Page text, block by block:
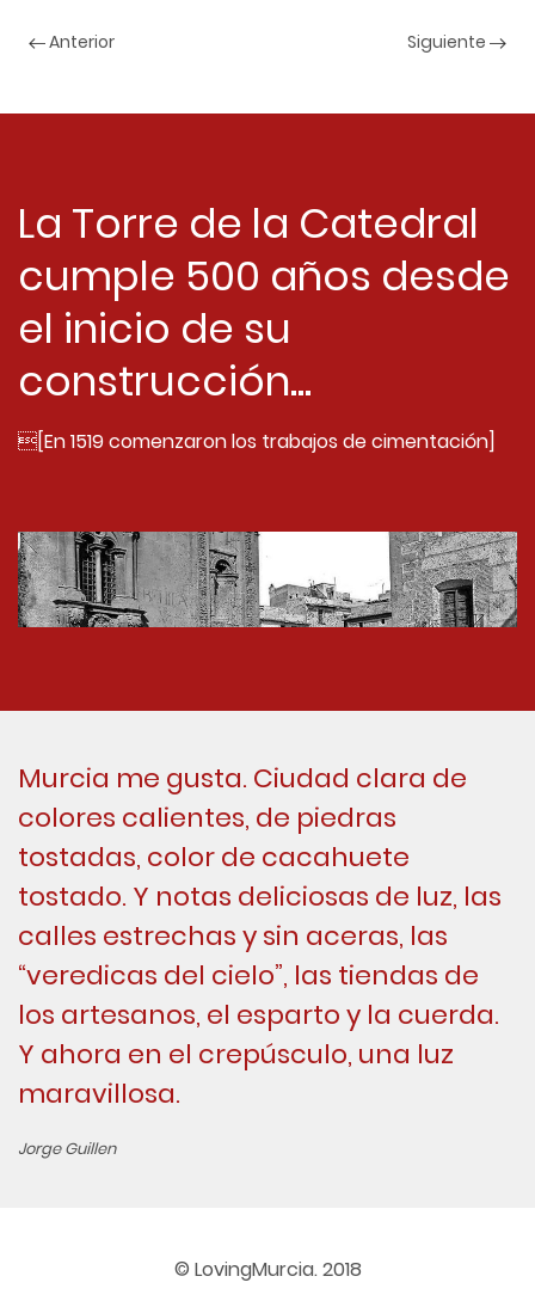
Anterior Siguiente
La Torre de la Catedral
cumple 500 años desde
el inicio de su
construcción...
[En 1519 comenzaron los trabajos de cimentación]
Murcia me gusta. Ciudad clara de
colores calientes, de piedras
tostadas, color de cacahuete
tostado. Y notas deliciosas de luz, las
calles estrechas y sin aceras, las
“veredicas del cielo”, las tiendas de
los artesanos, el esparto y la cuerda.
Y ahora en el crepúsculo, una luz
maravillosa.
Jorge Guillen
© LovingMurcia. 2018